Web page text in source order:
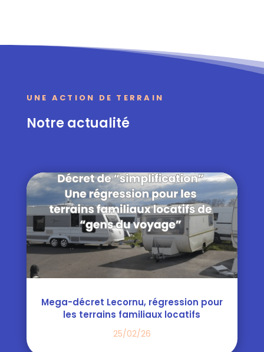
UNE ACTION DE TERRAIN
Notre actualité
Mega-décret Lecornu, régression pour
les terrains familiaux locatifs
25/02/26